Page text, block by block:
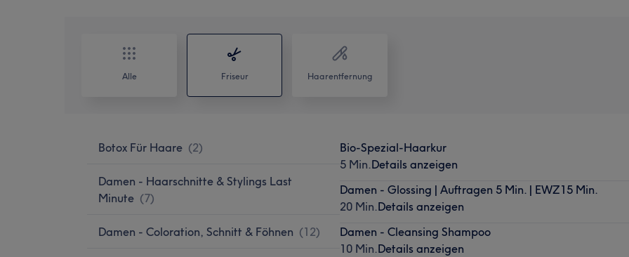
Alle Friseur Haarentfernung
Botox Für Haare (2)
Damen - Haarschnitte & Stylings Last
Minute (7)
Damen - Coloration, Schnitt & Föhnen (12)
Bio-Spezial-Haarkur
5 Min.Details anzeigen
Damen - Glossing | Auftragen 5 Min. | EWZ15 Min.
20 Min.Details anzeigen
Damen - Cleansing Shampoo
10 Min.Details anzeigen